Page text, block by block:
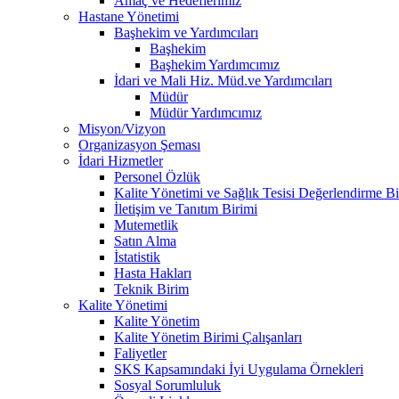
Hastane Yönetimi
Başhekim ve Yardımcıları
Başhekim
Başhekim Yardımcımız
İdari ve Mali Hiz. Müd.ve Yardımcıları
Müdür
Müdür Yardımcımız
Misyon/Vizyon
Organizasyon Şeması
İdari Hizmetler
Personel Özlük
Kalite Yönetimi ve Sağlık Tesisi Değerlendirme
İletişim ve Tanıtım Birimi
Mutemetlik
Satın Alma
İstatistik
Hasta Hakları
Teknik Birim
Kalite Yönetimi
Kalite Yönetim
Kalite Yönetim Birimi Çalışanları
Faliyetler
SKS Kapsamındaki İyi Uygulama Örnekleri
Sosyal Sorumluluk